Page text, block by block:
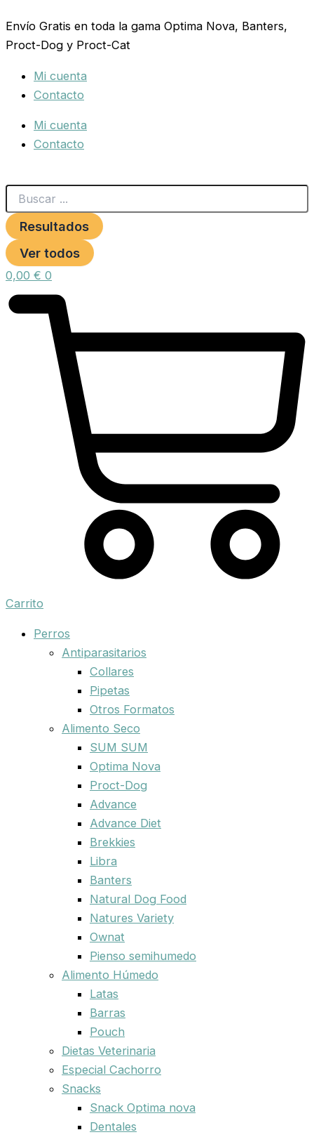
al
contenido
Envío Gratis en toda la gama Optima Nova, Banters,
Proct-Dog y Proct-Cat
Mi cuenta
Contacto
Mi cuenta
Contacto
...
Resultados
Ver todos
0,00 € 0
Carrito
Perros
Antiparasitarios
Collares
Pipetas
Otros Formatos
Alimento Seco
SUM SUM
Optima Nova
Proct-Dog
Advance
Advance Diet
Brekkies
Libra
Banters
Natural Dog Food
Natures Variety
Ownat
Pienso semihumedo
Alimento Húmedo
Latas
Barras
Pouch
Dietas Veterinaria
Especial Cachorro
Snacks
Snack Optima nova
Dentales
BIOTHANE
BANDERA
ESPAÑOLA
CM.
cantidad